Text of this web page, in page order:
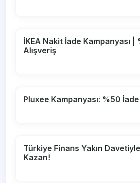
İKEA Nakit İade Kampanyası |
Alışveriş
Pluxee Kampanyası: %50 İade
Türkiye Finans Yakın
Kazan!